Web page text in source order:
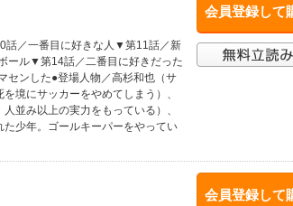
会員登録して
／一番目に好きな人▼第11話／新
ール▼第14話／二番目に好きだった
ンした●登場人物／高杉和也（サ
境にサッカーをやめてしまう）、
並み以上の実力をもっている）、
少年。ゴールキーパーをやってい
会員登録して